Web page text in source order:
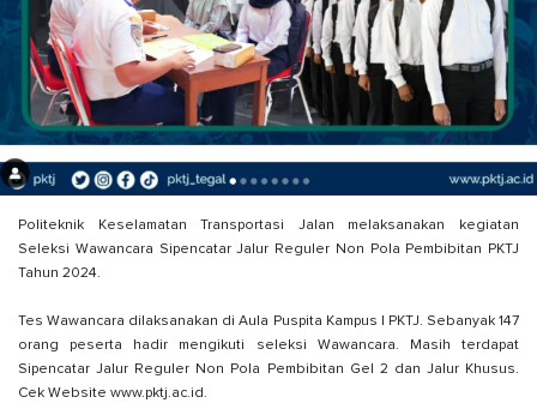
Politeknik Keselamatan Transportasi Jalan melaksanakan kegiatan
Seleksi Wawancara Sipencatar Jalur Reguler Non Pola Pembibitan PKTJ
Tahun 2024.
Tes Wawancara dilaksanakan di Aula Puspita Kampus I PKTJ. Sebanyak 147
orang peserta hadir mengikuti seleksi Wawancara. Masih terdapat
Sipencatar Jalur Reguler Non Pola Pembibitan Gel 2 dan Jalur Khusus.
Cek Website www.pktj.ac.id.